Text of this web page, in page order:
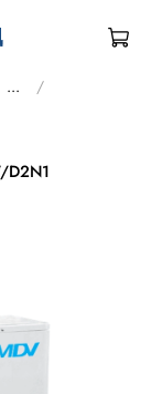
...
D2N1